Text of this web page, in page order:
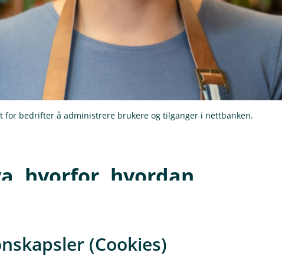
bedrifter å administrere brukere og tilganger i nettbanken.
hvorfor, hvordan
en bedre og tryggere
deg om å følge instruksjonene for
(Cookies)